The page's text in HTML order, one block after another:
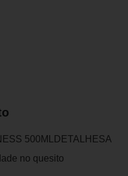
500MLDETALHESA
no quesito